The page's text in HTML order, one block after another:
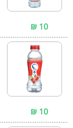
10 ₪
10 ₪